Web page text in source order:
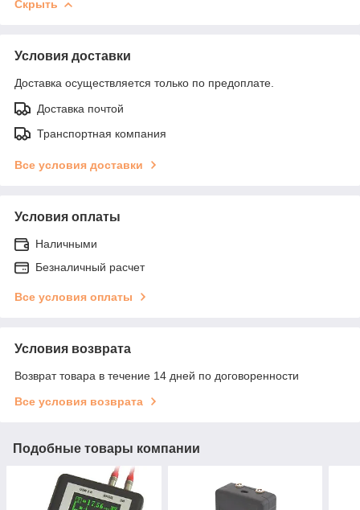
Скрыть
Условия доставки
Доставка осуществляется только по предоплате.
Доставка почтой
Транспортная компания
Все условия доставки
Условия оплаты
Наличными
Безналичный расчет
Все условия оплаты
Условия возврата
Возврат товара в течение 14 дней по договоренности
Все условия возврата
Подобные товары компании